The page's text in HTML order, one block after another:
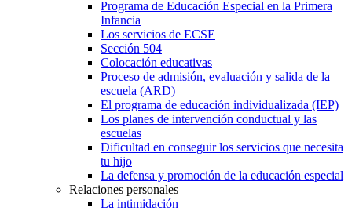
Programa de Educación Especial en la Primera
Infancia
Los servicios de ECSE
Sección 504
Colocación educativas
Proceso de admisión, evaluación y salida de la
escuela (ARD)
El programa de educación individualizada (IEP)
Los planes de intervención conductual y las
escuelas
Dificultad en conseguir los servicios que necesita
tu hijo
La defensa y promoción de la educación especial
Relaciones personales
La intimidación